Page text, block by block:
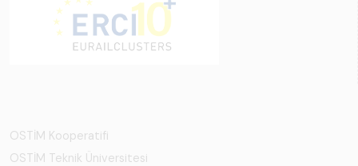
OSTİM Kooperatifi
OSTİM Teknik Üniversitesi